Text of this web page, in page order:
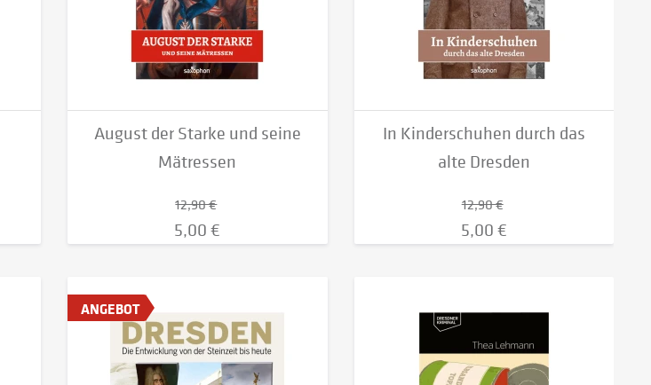
August der Starke und seine
Mätressen
12,90 €
5,00 €
In Kinderschuhen durch das
alte Dresden
12,90 €
5,00 €
ANGEBOT